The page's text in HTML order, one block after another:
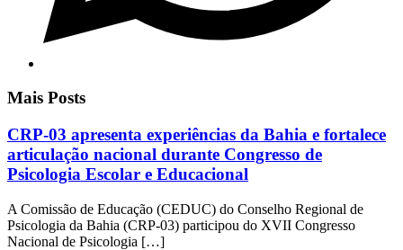
Mais Posts
CRP-03 apresenta experiências da Bahia e fortalece
articulação nacional durante Congresso de
Psicologia Escolar e Educacional
A Comissão de Educação (CEDUC) do Conselho Regional de
Psicologia da Bahia (CRP-03) participou do XVII Congresso
Nacional de Psicologia […]